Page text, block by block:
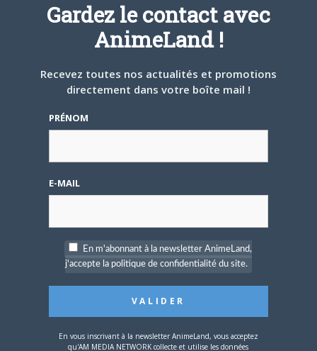
[Entretien] Guillaume Lapeyre, illustrateur de
Les plus anciens se rappellent sans doute de l’excellente
EVÈNEMENT
16 JANVIER 2023 0
La mangaka Akane Torikai invitée du FIBD !
Gardez le contact avec
AnimeLand !
Recevez toutes nos actualités et promotions
directement dans votre boîte mail !
PRÉNOM
E-MAIL
En m'abonnant à la newsletter AnimeLand,
j'accepte la politique de confidentialité du site.
En vous inscrivant à la newsletter AnimeLand, vous acceptez
qu'AM MEDIA NETWORK collecte et utilise les données